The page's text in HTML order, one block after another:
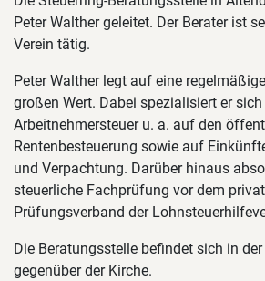
Peter Walther geleitet. Der Berater ist
Verein tätig.
Peter Walther legt auf eine
großen Wert. Dabei spezialisiert er
Arbeitnehmersteuer u. a. auf den
Rentenbesteuerung sowie auf
und Verpachtung. Darüber hinaus
steuerliche Fachprüfung vor dem
Prüfungsverband der
Die Beratungsstelle befindet sich in
gegenüber der Kirche.